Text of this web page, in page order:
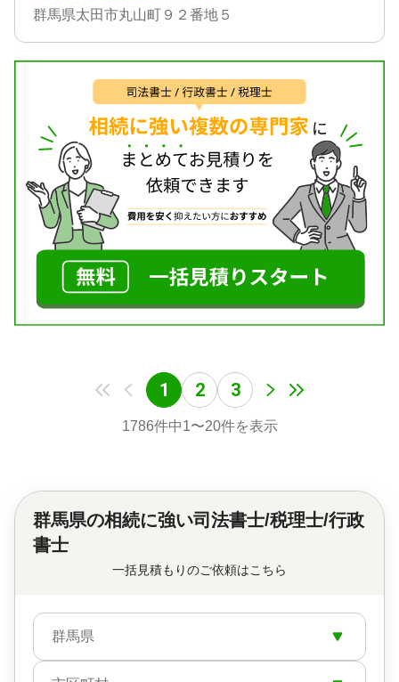
群馬県太田市丸山町９２番地５
1 2 3
1786件中1〜20件を表示
群馬県の相続に強い司法書士/税理士/行政
書士
一括見積もりのご依頼はこちら
群馬県